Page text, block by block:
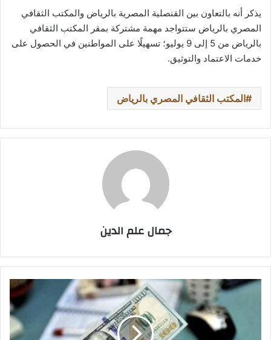
يذكر أنه بالتعاون بين القنصلية المصرية بالرياض والمكتب الثقافي
المصري بالرياض ستتواجد مهمة مشتركة بمقر المكتب الثقافي
بالرياض من 5 إلى 9 يوليو؛ تسهيلًا على المواطنين في الحصول على
خدمات الاعتماد والتوثيق.
المكتب الثقافي المصري بالرياض
جمال علم الدين
أسعار